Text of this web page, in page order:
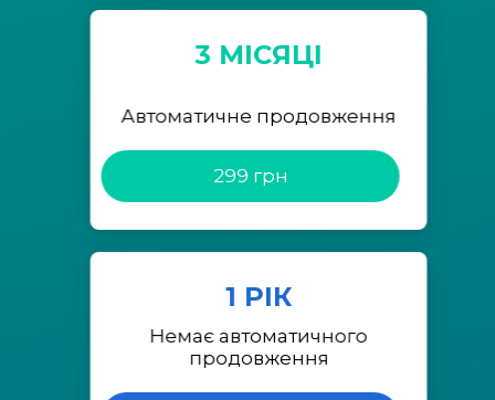
3 МІСЯЦІ
Автоматичне продовження
299 грн
1 РІК
Немає автоматичного
продовження